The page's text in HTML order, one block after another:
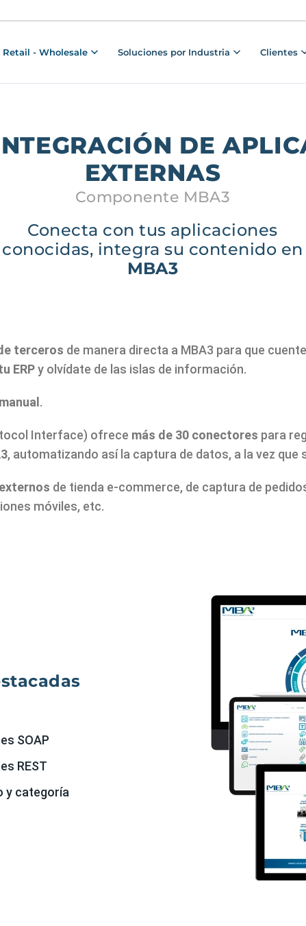
Retail - Wholesale Soluciones por Industria Clientes
DE
EXTERNAS
Componente MBA3
Conecta con tus aplicaciones
conocidas, integra su contenido en
MBA3
terceros de manera directa a MBA3 para que
ERPy olvídate de las islas de información.
.
Interface) ofrece más de 30 conectores para
, automatizando así la captura de datos, a la vez que
externos de tienda e-commerce, de captura de
móviles, etc.
SOAP
REST
y categoría